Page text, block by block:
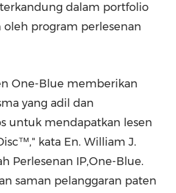
dalam portfolio
oleh program perlesenan
One-Blue memberikan
yang adil dan
untuk mendapatkan lesen
kata En. William J.
Perlesenan IP,One-Blue.
saman pelanggaran paten